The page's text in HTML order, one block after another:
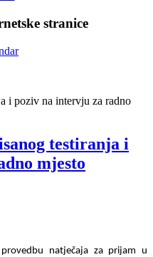
stranice
i poziv na intervju za radno
testiranja i
mjesto
natječaja za prijam u